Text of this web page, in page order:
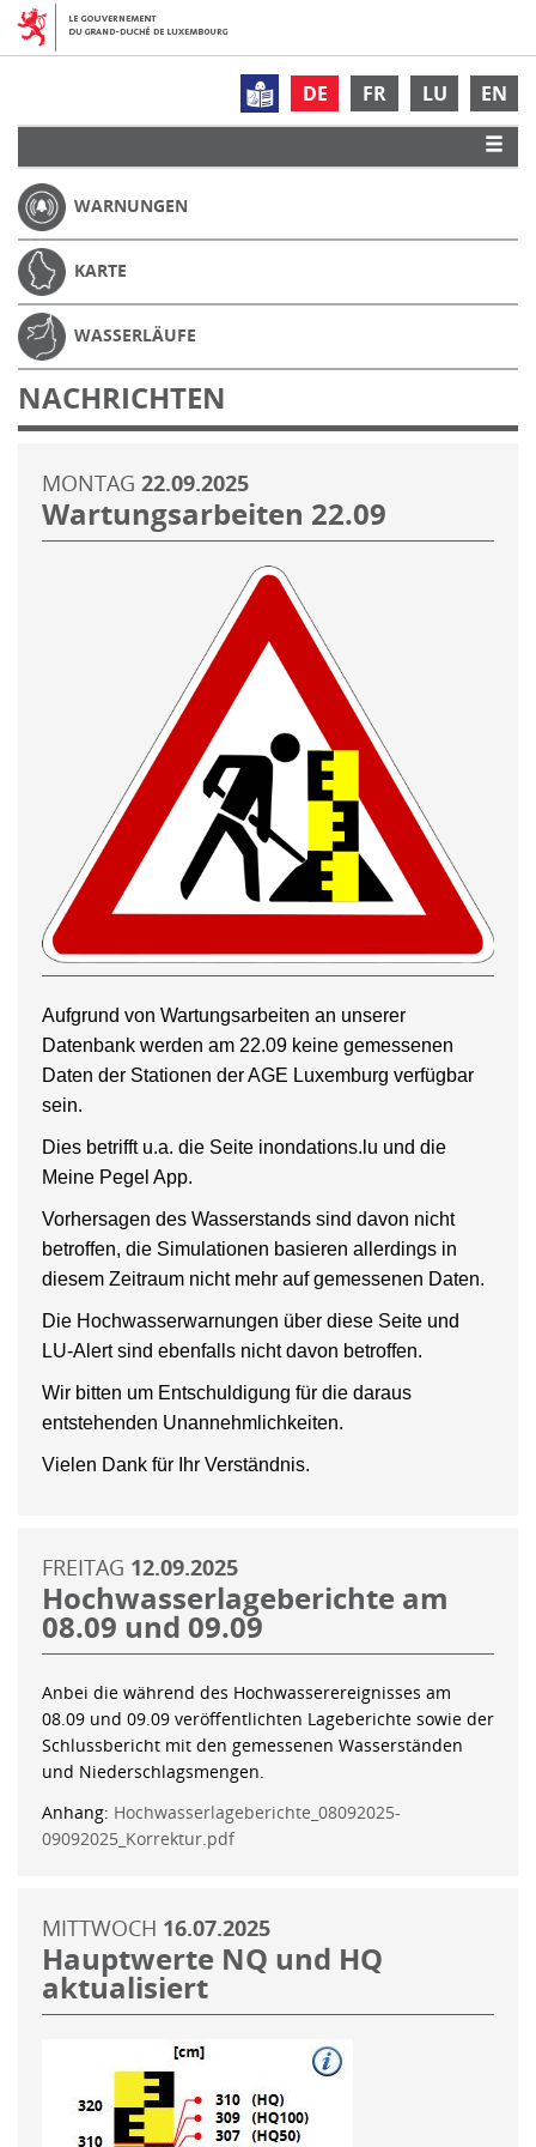
DE FR LU EN
WARNUNGEN
KARTE
WASSERLÄUFE
NACHRICHTEN
MONTAG 22.09.2025
Wartungsarbeiten 22.09
Aufgrund von Wartungsarbeiten an unserer
Datenbank werden am 22.09 keine gemessenen
Daten der Stationen der AGE Luxemburg verfügbar
sein.
Dies betrifft u.a. die Seite inondations.lu und die
Meine Pegel App.
Vorhersagen des Wasserstands sind davon nicht
betroffen, die Simulationen basieren allerdings in
diesem Zeitraum nicht mehr auf gemessenen Daten.
Die Hochwasserwarnungen über diese Seite und
LU-Alert sind ebenfalls nicht davon betroffen.
Wir bitten um Entschuldigung für die daraus
entstehenden Unannehmlichkeiten.
Vielen Dank für Ihr Verständnis.
FREITAG 12.09.2025
Hochwasserlageberichte am
08.09 und 09.09
Anbei die während des Hochwasserereignisses am
08.09 und 09.09 veröffentlichten Lageberichte sowie der
Schlussbericht mit den gemessenen Wasserständen
und Niederschlagsmengen.
Anhang: Hochwasserlageberichte_08092025-
09092025_Korrektur.pdf
MITTWOCH 16.07.2025
Hauptwerte NQ und HQ
aktualisiert